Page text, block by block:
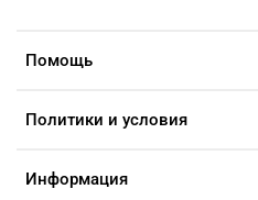
Помощь
Политики и условия
Информация